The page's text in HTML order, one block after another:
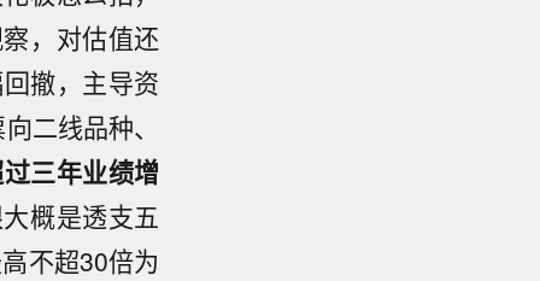
，对估值还
撤，主导资
二线品种、
三年业绩增
概是透支五
不超30倍为